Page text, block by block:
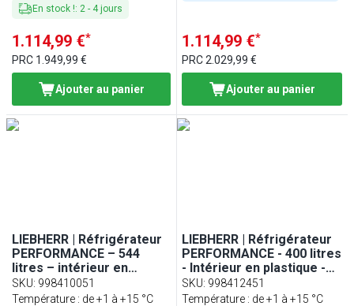
En stock !: 2- 4 jours
1.114,99 €*
PRC 1.949,99 €
Ajouter au panier
1.114,99 €*
PRC2.029,99 €
Ajouter au panier
LIEBHERR | Réfrigérateur
PERFORMANCE – 544
litres – intérieur en
plastique – avec 1 porte –
Gris
SKU: 998410051
Température : de +1 à +15 °C
LIEBHERR | Réfrigérateur
PERFORMANCE - 400 litres
- Intérieur en plastique -
Avec 1 porte en verre -
Gris
SKU: 998412451
Température : de +1 à +15 °C